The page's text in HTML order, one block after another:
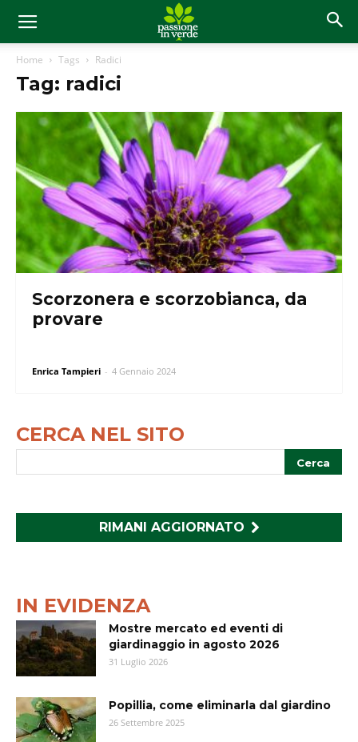
Home Tags Radici
Tag: radici
Scorzonera e scorzobianca, da
provare
Enrica Tampieri - 4 Gennaio 2024
CERCA NEL SITO
RIMANI AGGIORNATO
IN EVIDENZA
Mostre mercato ed eventi di
giardinaggio in agosto 2026
31 Luglio 2026
Popillia, come eliminarla dal giardino
26 Settembre 2025